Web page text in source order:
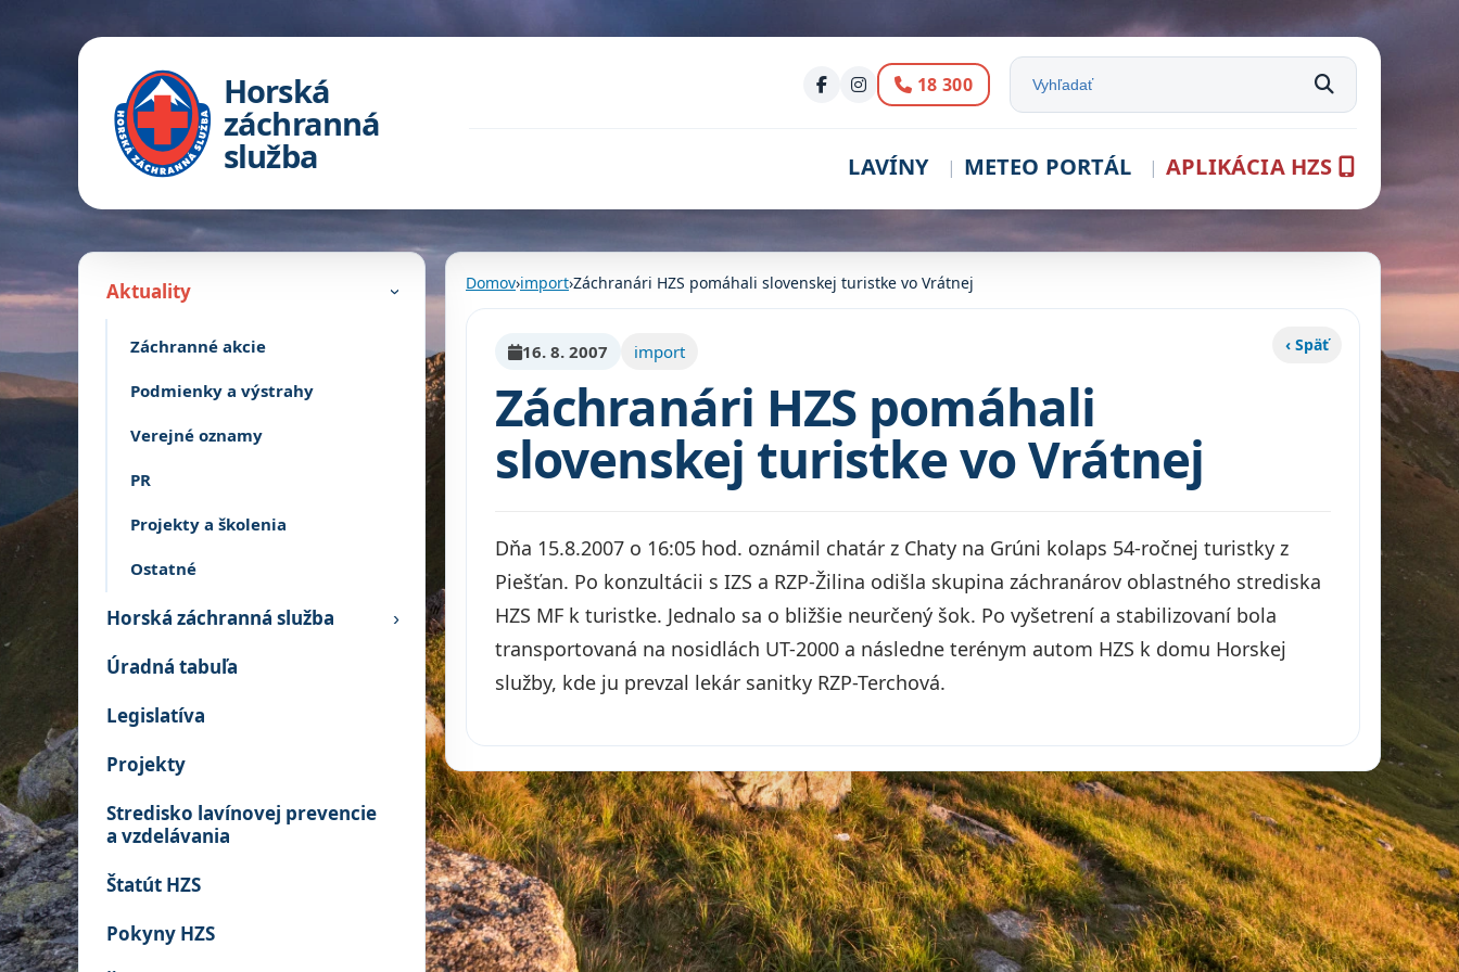
Horská
záchranná
služba
Volanie:
18 300 Vyhľadať na stránke
LAVÍNY METEO PORTÁL APLIKÁCIA HZS
Aktuality ›
Záchranné akcie
Podmienky a výstrahy
Verejné oznamy
PR
Projekty a školenia
Ostatné
Horská záchranná služba ›
Úradná tabuľa
Legislatíva
Projekty
Stredisko lavínovej prevencie
a vzdelávania
Štatút HZS
Pokyny HZS
Domov›import›Záchranári HZS pomáhali slovenskej turistke vo Vrátnej
‹ Späť
16. 8. 2007 import
Záchranári HZS pomáhali
slovenskej turistke vo Vrátnej
Dňa 15.8.2007 o 16:05 hod. oznámil chatár z Chaty na Grúni kolaps 54-ročnej turistky z
Piešťan. Po konzultácii s IZS a RZP-Žilina odišla skupina záchranárov oblastného strediska
HZS MF k turistke. Jednalo sa o bližšie neurčený šok. Po vyšetrení a stabilizovaní bola
transportovaná na nosidlách UT-2000 a následne terénym autom HZS k domu Horskej
služby, kde ju prevzal lekár sanitky RZP-Terchová.